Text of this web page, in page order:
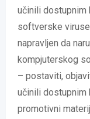
učinili dostupnim
softverske
napravljen da
kompjuterskog
– postaviti,
učinili dostupnim
promotivni